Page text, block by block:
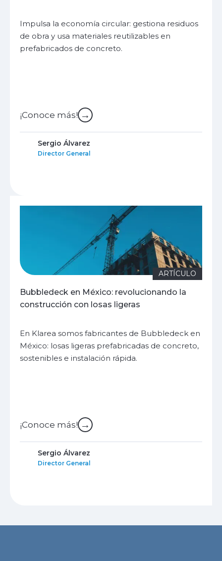
Impulsa la economía circular: gestiona residuos
de obra y usa materiales reutilizables en
prefabricados de concreto.
¡Conoce más! →
Sergio Álvarez
Director General
ARTÍCULO
Bubbledeck en México: revolucionando la
construcción con losas ligeras
En Klarea somos fabricantes de Bubbledeck en
México: losas ligeras prefabricadas de concreto,
sostenibles e instalación rápida.
¡Conoce más! →
Sergio Álvarez
Director General